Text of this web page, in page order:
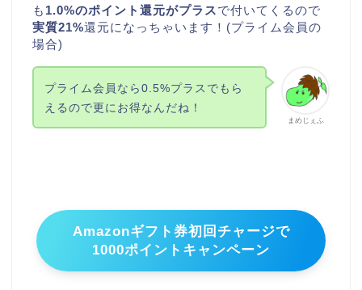
も 1.0%のポイント還元がプラスで付いてくるので
実質21%還元になっちゃいます！(プライム会員の
場合)
まめじぇふ
プライム会員なら0.5%プラスでもら
えるので更にお得なんだね！
Amazonギフト券初回チャージで
1000ポイントキャンペーン